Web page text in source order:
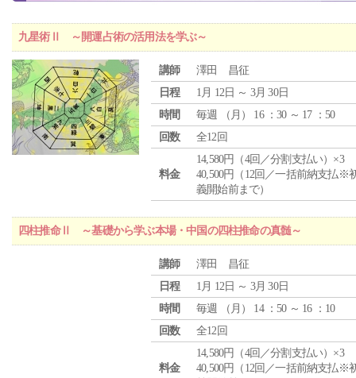
九星術Ⅱ ～開運占術の活用法を学ぶ～
講師
澤田 昌征
日程
1月 12日 ～ 3月 30日
時間
毎週 （ 月 ） 16 ：30 ～ 17 ：50
回数
全12回
料金
14,580円（4回／分割支払い）×3
40,500円（12回／一括前納支払※
義開始前まで）
四柱推命Ⅱ ～基礎から学ぶ本場・中国の四柱推命の真髄～
講師
澤田 昌征
日程
1月 12日 ～ 3月 30日
時間
毎週 （ 月 ） 14 ：50 ～ 16 ：10
回数
全12回
料金
14,580円（4回／分割支払い）×3
40,500円（12回／一括前納支払※